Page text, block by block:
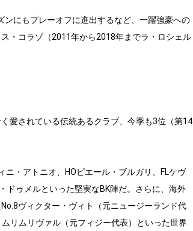
にもプレーオフに進出するなど、一躍強豪への
・コラゾ（2011年から2018年までラ・ロシェル
愛されている伝統あるクラブ、今季も3位（第14
・アトニオ、HOピエール・ブルガリ、FLケヴ
ドゥメルといった堅実なBK陣だ。さらに、海外
ヴィクター・ヴィト（元ニュージーランド代
リムリヴァル（元フィジー代表）といった世界